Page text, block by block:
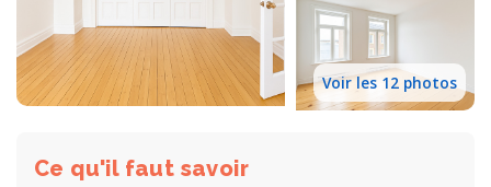
Voir les 12 photos
Ce qu'il faut savoir